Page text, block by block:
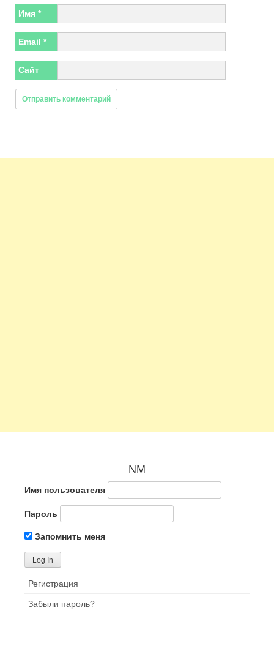
Имя *
Email *
Сайт
NM
Имя пользователя
Пароль
Запомнить меня
Регистрация
Забыли пароль?